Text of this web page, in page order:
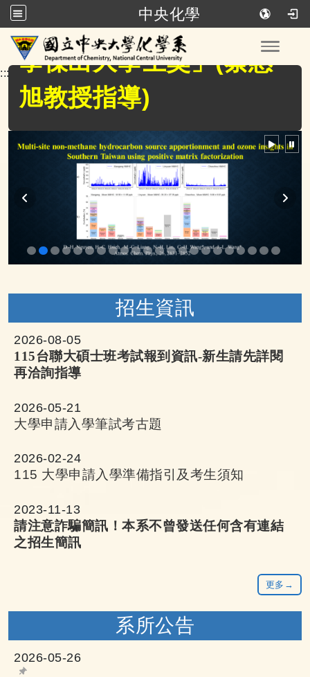
中央化學
跳到主要內容
:::
學傑出大學生獎」(蔡惠
旭教授指導)
恭賀本系所有獲得114學
年校級獎項的教師!
陳家原老師 榮獲「校教學優良獎」
杜遠朋老師 榮獲「院教學優良獎」
李文仁老師 獲得「拔尖論文貢獻獎」
蔡惠旭老師 獲得「拔尖論文貢獻獎」
侯敦仁老師 獲得「一等論文貢獻獎」
廖康廩老師 獲得「論文進步獎」
招生資訊
2026-08-05
115台聯大碩士班考試報到資訊-新生請先詳閱
再洽詢指導
2026-05-21
大學申請入學筆試考古題
2026-02-24
115 大學申請入學準備指引及考生須知
2023-11-13
請注意詐騙簡訊！本系不曾發送任何含有連結
之招生簡訊
更多→
系所公告
2026-05-26